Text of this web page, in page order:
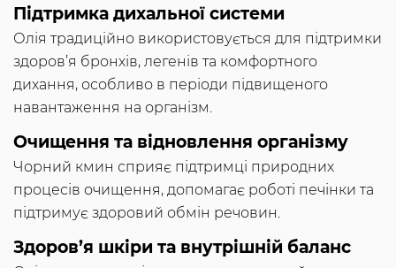
Підтримка дихальної системи
Олія традиційно використовується для підтримки
здоров’я бронхів, легенів та комфортного
дихання, особливо в періоди підвищеного
навантаження на організм.
Очищення та відновлення організму
Чорний кмин сприяє підтримці природних
процесів очищення, допомагає роботі печінки та
підтримує здоровий обмін речовин.
Здоров’я шкіри та внутрішній баланс